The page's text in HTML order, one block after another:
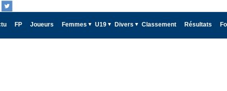
FP Joueurs Femmes U19 Divers Classement Résultats